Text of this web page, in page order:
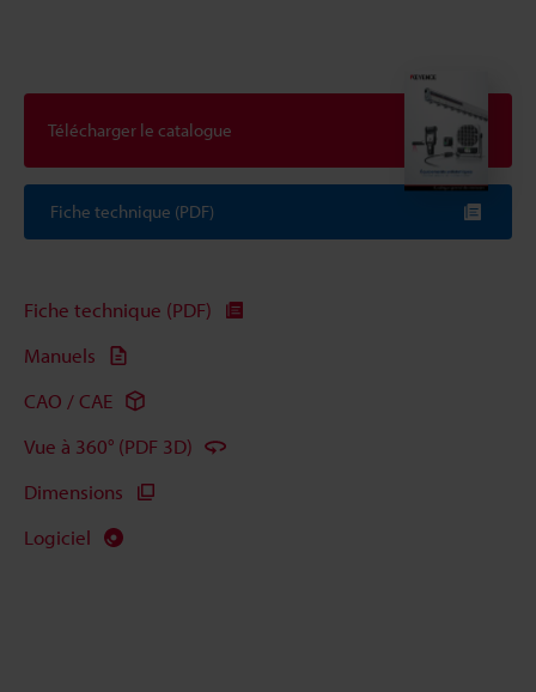
Télécharger le catalogue
Fiche technique (PDF)
Fiche technique (PDF)
Manuels
CAO / CAE
Vue à 360° (PDF 3D)
Dimensions
Logiciel